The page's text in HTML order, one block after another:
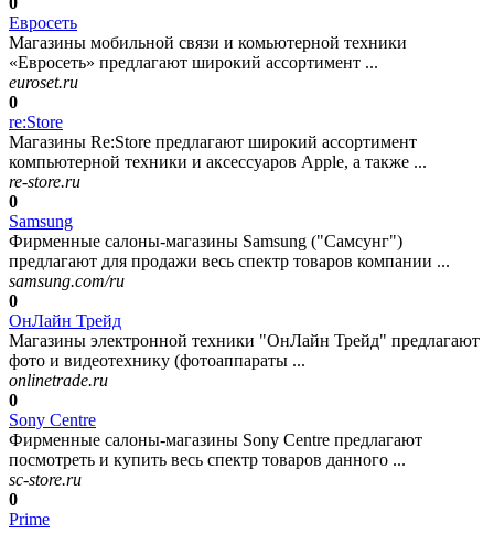
Евросеть
Магазины мобильной связи и комьютерной техники
«Евросеть» предлагают широкий ассортимент ...
euroset.ru
0
re:Store
Магазины Re:Store предлагают широкий ассортимент
компьютерной техники и аксессуаров Apple, а также ...
re-store.ru
0
Samsung
Фирменные салоны-магазины Samsung ("Самсунг")
предлагают для продажи весь спектр товаров компании ...
samsung.com/ru
0
ОнЛайн Трейд
Магазины электронной техники "ОнЛайн Трейд" предлагают
фото и видеотехнику (фотоаппараты ...
onlinetrade.ru
0
Sony Centre
Фирменные салоны-магазины Sony Centre предлагают
посмотреть и купить весь спектр товаров данного ...
sc-store.ru
0
Prime